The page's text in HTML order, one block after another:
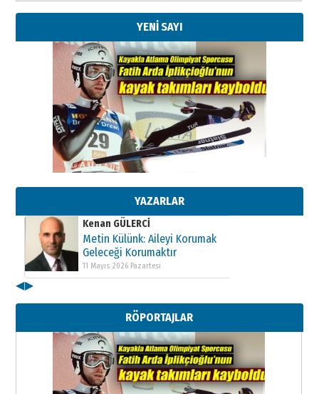
YENİ SAYI
YAZARLAR
Kenan GÜLERCİ
Metin Külünk: Aileyi Korumak
11 Mayıs 2026 Pazartesi
Kenan GÜLERCİ
Metin Külünk: Aileyi Korumak
Geleceği Korumaktır
11 Mayıs 2026 Pazartesi
Metin Külünk: Aileyi Korumak
Geleceği Korumaktır
11 Mayıs 2026 Pazartesi
◀▶
RÖPORTAJLAR